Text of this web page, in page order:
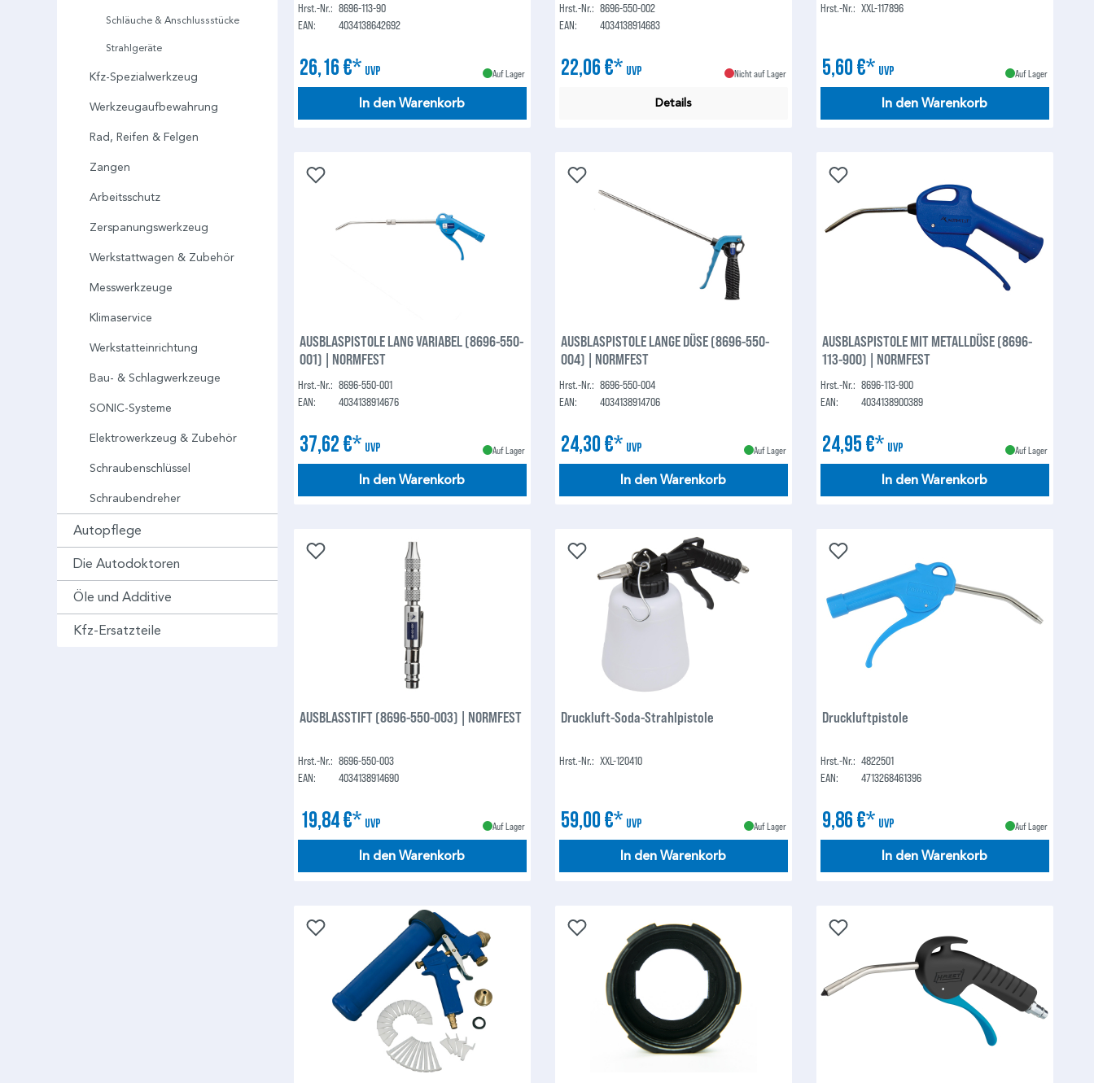
Schläuche & Anschlussstücke
Strahlgeräte
Kfz-Spezialwerkzeug
Werkzeugaufbewahrung
Rad, Reifen & Felgen
Zangen
Arbeitsschutz
Zerspanungswerkzeug
Werkstattwagen & Zubehör
Messwerkzeuge
Klimaservice
Werkstatteinrichtung
Bau- & Schlagwerkzeuge
SONIC-Systeme
Elektrowerkzeug & Zubehör
Schraubenschlüssel
Schraubendreher
Autopflege
Die Autodoktoren
Öle und Additive
Kfz-Ersatzteile
Hrst.-Nr.: 8696-113-90
EAN:
4034138642692
26,16 €* UVP Auf Lager
In den Warenkorb
Hrst.-Nr.: 8696-550-002
EAN:
4034138914683
22,06 €* UVP Nicht auf Lager
Details
Hrst.-Nr.: XXL-117896
5,60 €* UVP Auf Lager
In den Warenkorb
AUSBLASPISTOLE LANG VARIABEL (8696-550-
001) | NORMFEST
Hrst.-Nr.: 8696-550-001
EAN:
4034138914676
37,62 €* UVP Auf Lager
In den Warenkorb
AUSBLASPISTOLE LANGE DÜSE (8696-550-
004) | NORMFEST
Hrst.-Nr.: 8696-550-004
EAN:
4034138914706
24,30 €* UVP Auf Lager
In den Warenkorb
AUSBLASPISTOLE MIT METALLDÜSE (8696-
113-900) | NORMFEST
Hrst.-Nr.: 8696-113-900
EAN:
4034138900389
24,95 €* UVP Auf Lager
In den Warenkorb
AUSBLASSTIFT (8696-550-003) | NORMFEST
Hrst.-Nr.: 8696-550-003
EAN:
4034138914690
19,84 €* UVP Auf Lager
In den Warenkorb
Druckluft-Soda-Strahlpistole
Hrst.-Nr.: XXL-120410
59,00 €* UVP Auf Lager
In den Warenkorb
Druckluftpistole
Hrst.-Nr.: 4822501
EAN:
4713268461396
9,86 €* UVP Auf Lager
In den Warenkorb